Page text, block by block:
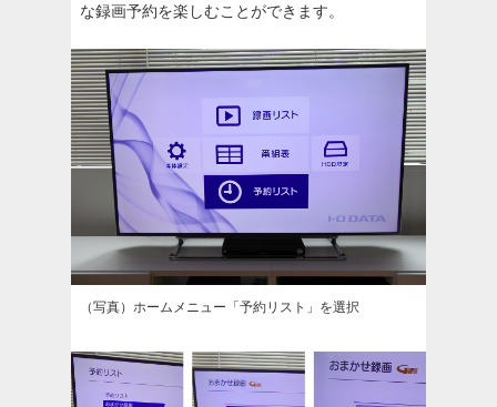
な録画予約を楽しむことができます。
（写真）ホームメニュー「予約リスト」を選択